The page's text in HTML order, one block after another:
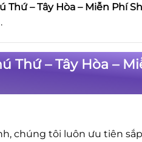
Thứ – Tây Hòa – Miễn Phí
Thứ – Tây Hòa –
chúng tôi luôn ưu tiên